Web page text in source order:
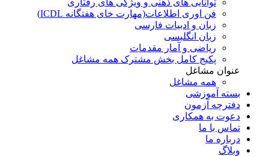
فن اوری اطلاعات(مهارت خای هفتگانه ICDL)
زبان و ادبیات فارسی
زبان انگلیسی
ریاضی و آمار مقدمات
پکیج کامل بخش مشترک همه مشاغل
عنوان مشاغل
همه مشاغل
بسته آموزشی
دفترچه آزمون
دعوت به همکاری
تماس با ما
درباره ما
وبلاگ